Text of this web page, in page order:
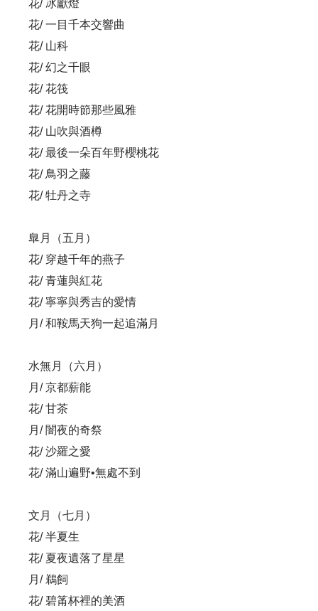
花/ 冰獻燈
花/ 一目千本交響曲
花/ 山科
花/ 幻之千眼
花/ 花筏
花/ 花開時節那些風雅
花/ 山吹與酒樽
花/ 最後一朵百年野櫻桃花
花/ 鳥羽之藤
花/ 牡丹之寺
臯月（五月）
花/ 穿越千年的燕子
花/ 青蓮與紅花
花/ 寧寧與秀吉的愛情
月/ 和鞍馬天狗一起追滿月
水無月（六月）
月/ 京都薪能
花/ 甘茶
月/ 闇夜的奇祭
花/ 沙羅之愛
花/ 滿山遍野•無處不到
文月（七月）
花/ 半夏生
花/ 夏夜遺落了星星
月/ 鵜飼
花/ 碧筩杯裡的美酒